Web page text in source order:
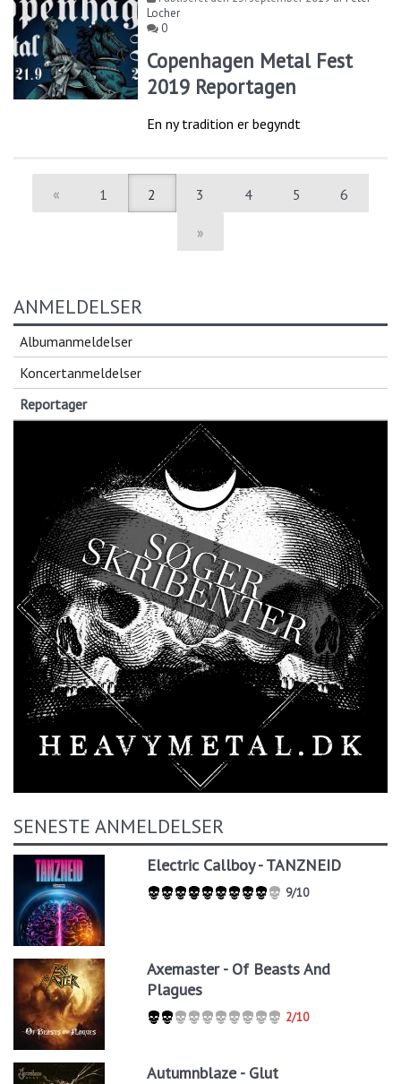
Locher
0
Copenhagen Metal Fest
2019 Reportagen
En ny tradition er begyndt
« 1 2 3 4 5 6
»
ANMELDELSER
Albumanmeldelser
Koncertanmeldelser
Reportager
SENESTE ANMELDELSER
Electric Callboy - TANZNEID
9/10
Axemaster - Of Beasts And
Plagues
2/10
Autumnblaze - Glut